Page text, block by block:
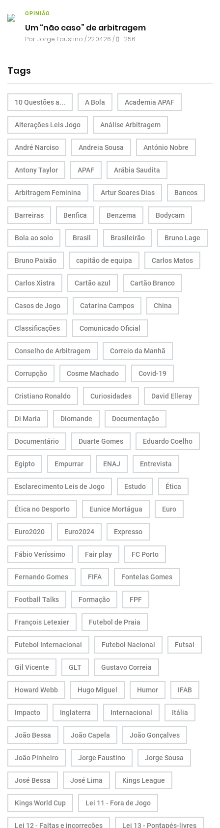
OPINIÃO
Um “não caso” de arbitragem
PorJorge Faustino / 22.04.26 / 256
Tags
10 Questões a... A Bola Academia APAF
Alterações Leis Jogo Análise Arbitragem
André Narciso Andreia Sousa António Nobre
Antony Taylor APAF Arábia Saudita
Arbitragem Feminina Artur Soares Dias Bancos
Barreiras Benfica Benzema Bodycam
Bola ao solo Brasil Brasileirão Bruno Lage
Bruno Paixão capitão de equipa Carlos Matos
Carlos Xistra Cartão azul Cartão Branco
Casos de Jogo Catarina Campos China
Classificações Comunicado Oficial
Conselho de Arbitragem Correio da Manhã
Corrupção Cosme Machado Covid-19
Cristiano Ronaldo Curiosidades David Elleray
Di Maria Diomande Documentação
Documentário Duarte Gomes Eduardo Coelho
Egipto Empurrar ENAJ Entrevista
Esclarecimento Leis de Jogo Estudo Ética
Ética no Desporto Eunice Mortágua Euro
Euro2020 Euro2024 Expresso
Fábio Veríssimo Fair play FC Porto
Fernando Gomes FIFA Fontelas Gomes
Football Talks Formação FPF
François Letexier Futebol de Praia
Futebol Internacional Futebol Nacional Futsal
Gil Vicente GLT Gustavo Correia
Howard Webb Hugo Miguel Humor IFAB
Impacto Inglaterra Internacional Itália
João Bessa João Capela João Gonçalves
João Pinheiro Jorge Faustino Jorge Sousa
José Bessa José Lima Kings League
Kings World Cup Lei 11 - Fora de Jogo
Lei 12 - Faltas e incorreções Lei 13 - Pontapés-livres